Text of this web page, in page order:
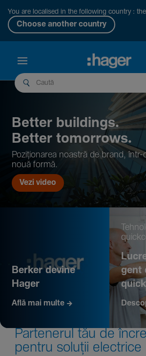
You are localised in the following country :
Choose another country
Better buil­dings.
Better tomor­rows.
Pozi­țio­narea noastră de brand, într-
nouă formă.
Vezi video
Berker devine
Hager
Află mai multe
gent
Parte­nerul tău de
pentru soluții electrice